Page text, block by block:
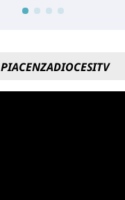
PIACENZADIOCESITV